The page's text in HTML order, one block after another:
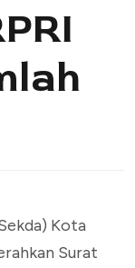
Kota
Surat